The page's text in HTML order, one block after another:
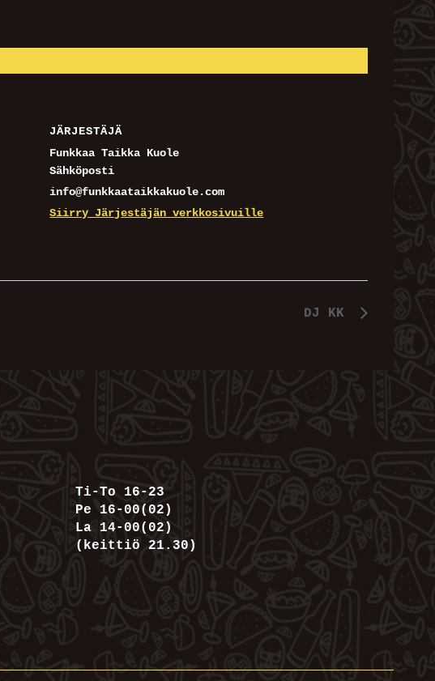
JÄRJESTÄJÄ
Funkkaa Taikka Kuole
Sähköposti
info@funkkaataikkakuole.com
Siirry Järjestäjän verkkosivuille
DJ KK
Ti-To 16-23
Pe 16-00(02)
La 14-00(02)
(keittiö 21.30)